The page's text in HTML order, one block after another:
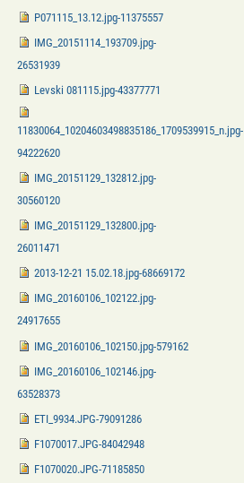
P071115_13.12.jpg-11375557
IMG_20151114_193709.jpg-
26531939
Levski 081115.jpg-43377771
11830064_10204603498835186_1709539915_n.jpg-
94222620
IMG_20151129_132812.jpg-
30560120
IMG_20151129_132800.jpg-
26011471
2013-12-21 15.02.18.jpg-68669172
IMG_20160106_102122.jpg-
24917655
IMG_20160106_102150.jpg-579162
IMG_20160106_102146.jpg-
63528373
ETI_9934.JPG-79091286
F1070017.JPG-84042948
F1070020.JPG-71185850